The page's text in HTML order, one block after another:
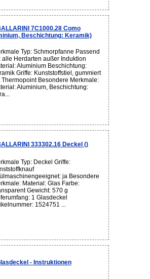
7C1000.28 Como
Beschichtung: Keramik)
Typ: Schmorpfanne Passend
alle Herdarten außer Induktion
Aluminium Beschichtung:
Griffe: Kunststoffstiel, gummiert
Thermopoint Besondere Merkmale:
Aluminium, Beschichtung:
333302.16 Deckel ()
Typ: Deckel Griffe:
ja Besondere
Material: Glas Farbe:
Gewicht: 570 g
1 Glasdeckel
1524751 ...
- Instruktionen